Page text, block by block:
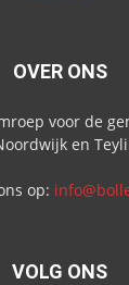
OVER ONS
voor de
en
op:
VOLG ONS